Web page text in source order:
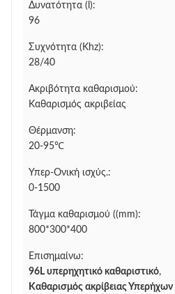
Δυνατότητα (l):
96
Συχνότητα (Khz):
28/40
Ακριβότητα καθαρισμού:
Καθαρισμός ακριβείας
Θέρμανση:
20-95℃
Υπερ-Ονική ισχύς.:
0-1500
Τάγμα καθαρισμού ((mm):
800*300*400
Επισημαίνω:
96L υπερηχητικό καθαριστικό,
Καθαρισμός ακρίβειας